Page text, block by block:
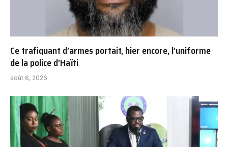
Ce trafiquant d’armes portait, hier encore, l’uniforme
de la police d’Haïti
août 6, 2026